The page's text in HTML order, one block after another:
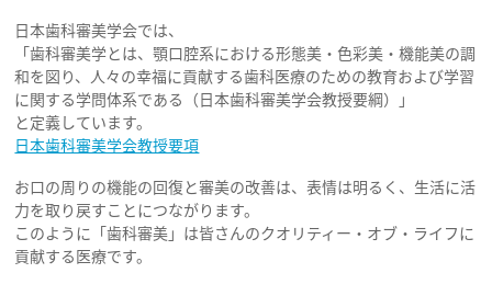
診療メニュー
一般歯科
セラミック治療
矯正歯科
（歯周内科治療）
訪問歯科
入れ歯
インプラント
ホワイトニング
日本歯科審美学会では、
「歯科審美学とは、顎口腔系における形態美・色彩美・機能美の調
和を図り、人々の幸福に貢献する歯科医療のための教育および学習
に関する学問体系である（日本歯科審美学会教授要綱）」
と定義しています。
日本歯科審美学会教授要項
お口の周りの機能の回復と審美の改善は、表情は明るく、生活に活
力を取り戻すことにつながります。
このように「歯科審美」は皆さんのクオリティー・オブ・ライフに
貢献する医療です。